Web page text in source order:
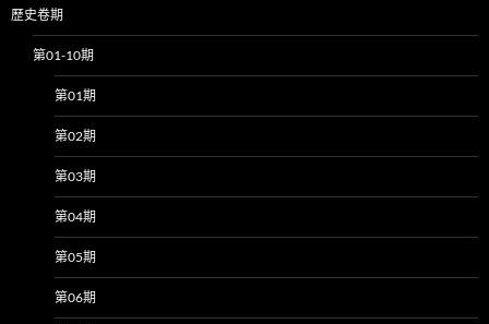
歷史卷期
第01-10期
第01期
第02期
第03期
第04期
第05期
第06期